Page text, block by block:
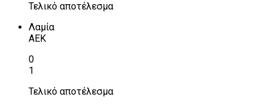
Τελικό αποτέλεσμα
Λαμία
ΑΕΚ
0
1
Τελικό αποτέλεσμα